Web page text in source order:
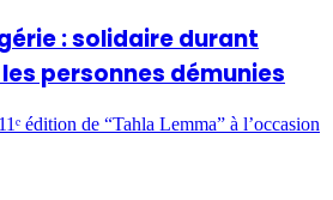
: solidaire durant
personnes démunies
édition de “Tahla Lemma” à l’occasion